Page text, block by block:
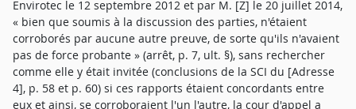
Envirotec le 12 septembre 2012 et par M. [Z] le 20 juillet 2014,
« bien que soumis à la discussion des parties, n'étaient
corroborés par aucune autre preuve, de sorte qu'ils n'avaient
pas de force probante » (arrêt, p. 7, ult. §), sans rechercher
comme elle y était invitée (conclusions de la SCI du [Adresse
4], p. 58 et p. 60) si ces rapports étaient concordants entre
eux et ainsi, se corroboraient l'un l'autre, la cour d'appel a